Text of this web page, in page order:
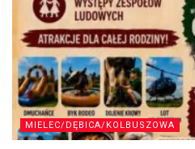
MIELEC/DĘBICA/KOLBUSZOWA